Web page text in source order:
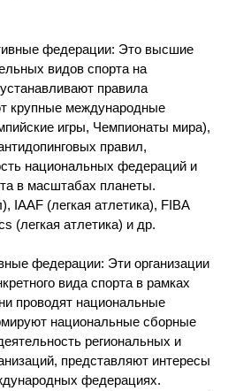
федерации: Это высшие
видов спорта на
правила
крупные международные
игры, Чемпионаты мира),
правил,
национальных федераций и
в масштабах планеты.
(легкая атлетика), FIBA
(легкая атлетика) и др.
федерации: Эти организации
вида спорта в рамках
проводят национальные
национальные сборные
региональных и
представляют интересы
федерациях.